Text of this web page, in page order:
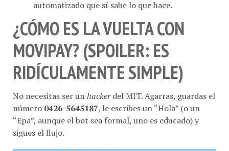
¿CÓMO ES LA VUELTA CON
MOVIPAY? (SPOILER: ES
RIDÍCULAMENTE SIMPLE)
del MIT. Agarras, guardas el
número0426-5645187, le escribes un “Hola” (o un
“Epa”, aunque el bot sea formal, uno es educado) y
sigues el flujo.